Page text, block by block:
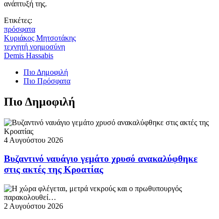
ανάπτυξή της.
Ετικέτες:
πρόσφατα
Κυριάκος Μητσοτάκης
τεχνητή νοημοσύνη
Demis Hassabis
Πιο Δημοφιλή
Πιο Πρόσφατα
Πιο Δημοφιλή
4 Αυγούστου 2026
Βυζαντινό ναυάγιο γεμάτο χρυσό ανακαλύφθηκε
στις ακτές της Κροατίας
2 Αυγούστου 2026